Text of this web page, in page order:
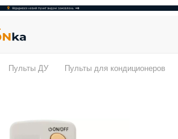
Пульты ДУ Пульты для кондиционеров